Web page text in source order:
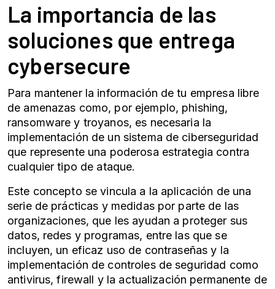
La importancia de las
soluciones que entrega
cybersecure
Para mantener la información de tu empresa libre
de amenazas como, por ejemplo, phishing,
ransomware y troyanos, es necesaria la
implementación de un sistema de ciberseguridad
que represente una poderosa estrategia contra
cualquier tipo de ataque.
Este concepto se vincula a la aplicación de una
serie de prácticas y medidas por parte de las
organizaciones, que les ayudan a proteger sus
datos, redes y programas, entre las que se
incluyen, un eficaz uso de contraseñas y la
implementación de controles de seguridad como
antivirus, firewall y la actualización permanente de